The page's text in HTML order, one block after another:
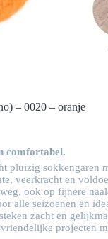
– 0020 – oranje
comfortabel.
pluizig sokkengaren
veerkracht en
ook op fijnere
alle seizoenen en
zacht en
projecten